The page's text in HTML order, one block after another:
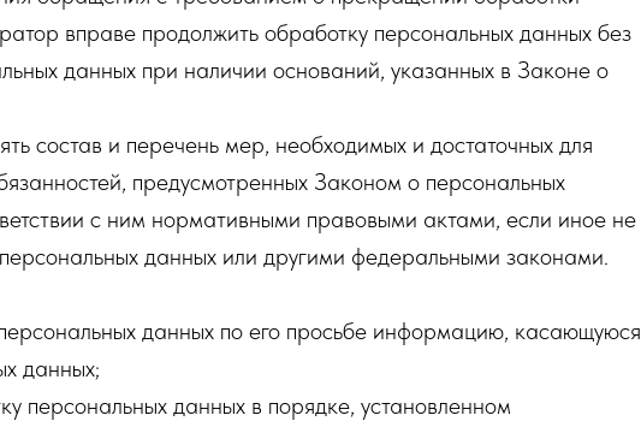
вправе продолжить обработку персональных данных без
данных при наличии оснований, указанных в Законе о
состав и перечень мер, необходимых и достаточных для
предусмотренных Законом о персональных
с ним нормативными правовыми актами, если иное не
данных или другими федеральными законами.
данных по его просьбе информацию, касающуюся
данных;
персональных данных в порядке, установленном